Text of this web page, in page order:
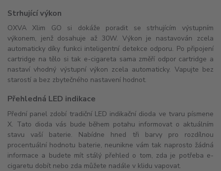
Strhující výkon
OXVA Xlim GO si dokáže poradit se strhujícím výstupním
výkonem, jenž dosahuje až 30W. Výkon je nastavován zcela
automaticky díky funkci inteligentní detekce odporu. Po připojení
cartridge na tělo si tak e-cigareta sama změří odpor cartridge a
nastaví vhodný výstupní výkon zcela automaticky. Vapujte bez
starostí a bez zbytečného nastavení hodnot.
Přehledná LED indikace
Přední panel zdobí tradiční LED indikační dioda ve tvaru písmene
X. Tato dioda vás bude během potahu informovat o aktuálním
stavu vaší baterie. Nabídne hned tři barvy pro rozdílnou
procentuální hodnotu baterie, neunikne vám tak naprosto žádná
informace a budete mít stálý přehled o tom, zda je potřeba e-
cigaretu dobít nebo zda můžete nadále v klidu vapovat.